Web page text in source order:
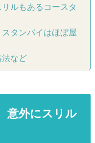
ルもあるコースタ
タンバイはほぼ屋
など
意外にスリル